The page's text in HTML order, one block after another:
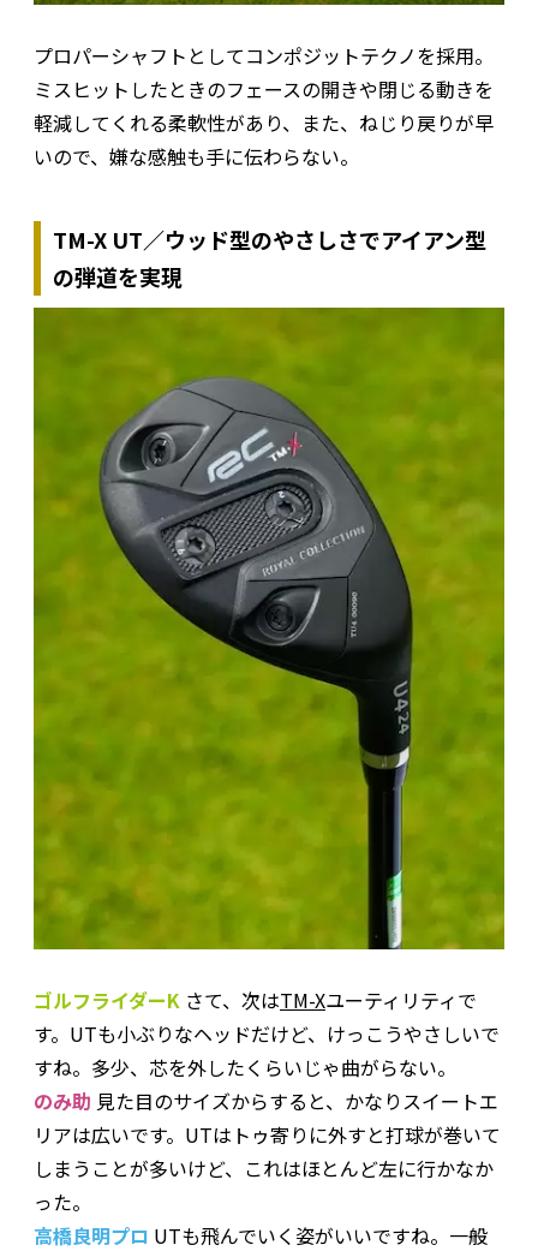
プロパーシャフトとしてコンポジットテクノを採用。
ミスヒットしたときのフェースの開きや閉じる動きを
軽減してくれる柔軟性があり、また、ねじり戻りが早
いので、嫌な感触も手に伝わらない。
TM-X UT／ウッド型のやさしさでアイアン型
の弾道を実現
ゴルフライダーK さて、次はTM-Xユーティリティで
す。UTも小ぶりなヘッドだけど、けっこうやさしいで
すね。多少、芯を外したくらいじゃ曲がらない。
のみ助 見た目のサイズからすると、かなりスイートエ
リアは広いです。UTはトゥ寄りに外すと打球が巻いて
しまうことが多いけど、これはほとんど左に行かなか
った。
高橋良明プロ UTも飛んでいく姿がいいですね。一般